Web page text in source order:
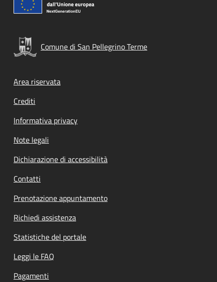
Comune di San Pellegrino Terme
Footer menu
Area riservata
Crediti
Informativa privacy
Note legali
Dichiarazione di accessibilità
Contatti
Prenotazione appuntamento
Richiedi assistenza
Statistiche del portale
Leggi le FAQ
Pagamenti